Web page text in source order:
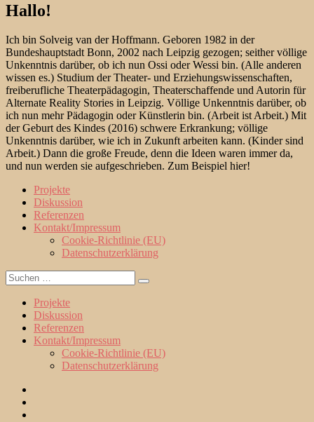
Hallo!
Ich bin Solveig van der Hoffmann. Geboren 1982 in der
Bundeshauptstadt Bonn, 2002 nach Leipzig gezogen; seither völlige
Unkenntnis darüber, ob ich nun Ossi oder Wessi bin. (Alle anderen
wissen es.) Studium der Theater- und Erziehungswissenschaften,
freiberufliche Theaterpädagogin, Theaterschaffende und Autorin für
Alternate Reality Stories in Leipzig. Völlige Unkenntnis darüber, ob
ich nun mehr Pädagogin oder Künstlerin bin. (Arbeit ist Arbeit.) Mit
der Geburt des Kindes (2016) schwere Erkrankung; völlige
Unkenntnis darüber, wie ich in Zukunft arbeiten kann. (Kinder sind
Arbeit.) Dann die große Freude, denn die Ideen waren immer da,
und nun werden sie aufgeschrieben. Zum Beispiel hier!
Projekte
Diskussion
Referenzen
Kontakt/Impressum
Cookie-Richtlinie (EU)
Datenschutzerklärung
Suche
nach:
Suchen
Projekte
Diskussion
Referenzen
Kontakt/Impressum
Cookie-Richtlinie (EU)
Datenschutzerklärung